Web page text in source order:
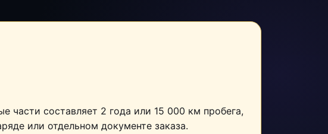
части составляет 2 года или 15 000 км пробега,
или отдельном документе заказа.